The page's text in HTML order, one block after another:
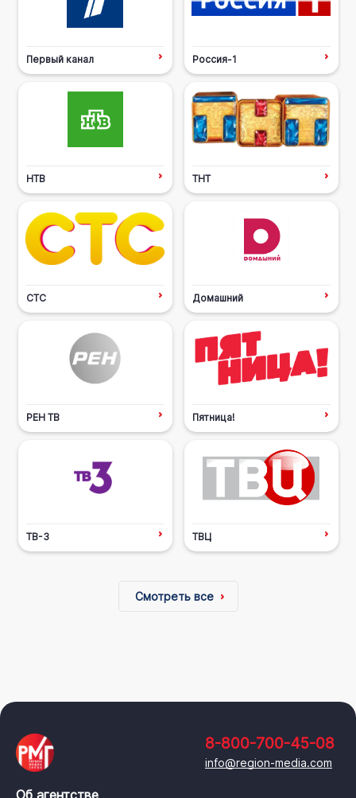
Первый канал Россия-1
НТВ ТНТ
СТС Домашний
РЕН ТВ Пятница!
ТВ-3 ТВЦ
Смотреть все
8-800-700-45-08
info@region-media.com
Об агентстве